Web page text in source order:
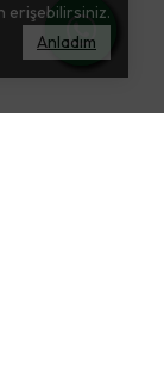
erişebilirsiniz.
Anladım